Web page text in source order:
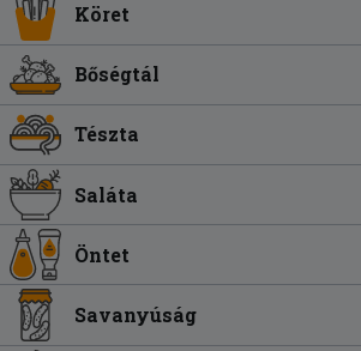
Köret
Bőségtál
Tészta
Saláta
Öntet
Savanyúság